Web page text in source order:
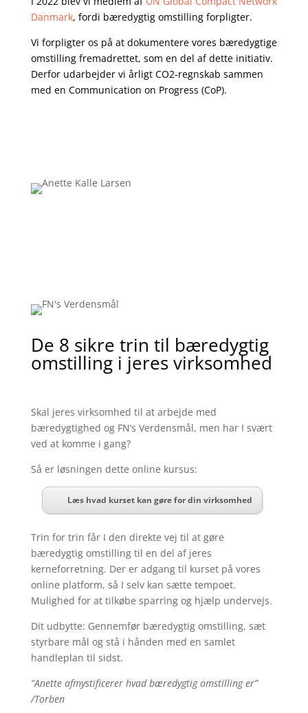
Danmark, fordi bæredygtig omstilling forpligter.
Vi forpligter os på at dokumentere vores bæredygtige
omstilling fremadrettet, som en del af dette initiativ.
Derfor udarbejder vi årligt CO2-regnskab sammen
med en Communication on Progress (CoP).
De 8 sikre trin til bæredygtig
omstilling i jeres virksomhed
Skal jeres virksomhed til at arbejde med
bæredygtighed og FN’s Verdensmål, men har I svært
ved at komme i gang?
Så er løsningen dette online kursus:
Læs hvad kurset kan gøre for din virksomhed
Trin for trin får I den direkte vej til at gøre
bæredygtig omstilling til en del af jeres
kerneforretning. Der er adgang til kurset på vores
online platform, så I selv kan sætte tempoet.
Mulighed for at tilkøbe sparring og hjælp undervejs.
Dit udbytte: Gennemfør bæredygtig omstilling, sæt
styrbare mål og stå i hånden med en samlet
handleplan til sidst.
“Anette afmystificerer hvad bæredygtig omstilling er”
/Torben